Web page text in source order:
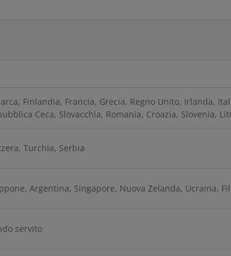
Finlandia, Francia, Grecia, Regno Unito, Irlanda,
Ceca, Slovacchia, Romania, Croazia, Slovenia,
Turchia, Serbia
Argentina, Singapore, Nuova Zelanda, Ucraina,
servito